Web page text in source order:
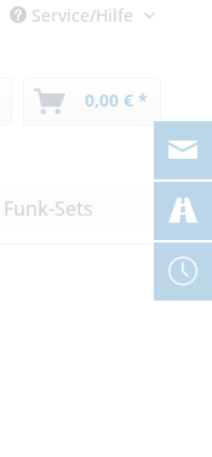
Service/Hilfe
0,00 € *
Funk-Sets